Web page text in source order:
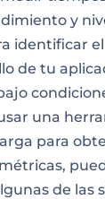
y
identificar
de tu
una
para
de las